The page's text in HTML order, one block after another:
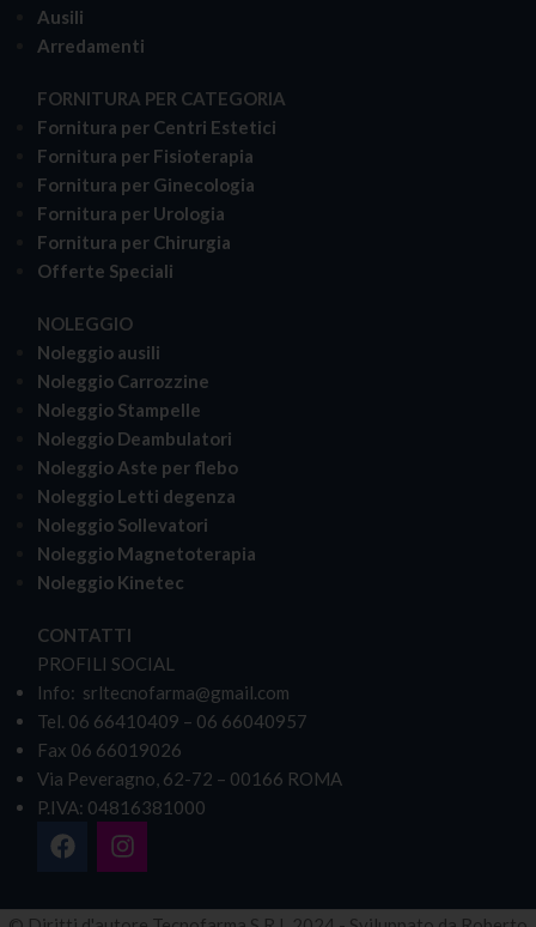
Ausili
Arredamenti
FORNITURA PER CATEGORIA
Fornitura per Centri Estetici
Fornitura per Fisioterapia
Fornitura per Ginecologia
Fornitura per Urologia
Fornitura per Chirurgia
Offerte Speciali
NOLEGGIO
Noleggio ausili
Noleggio Carrozzine
Noleggio Stampelle
Noleggio Deambulatori
Noleggio Aste per flebo
Noleggio Letti degenza
Noleggio Sollevatori
Noleggio Magnetoterapia
Noleggio Kinetec
CONTATTI
PROFILI SOCIAL
Info: srltecnofarma@gmail.com
Tel. 06 66410409 – 06 66040957
Fax 06 66019026
Via Peveragno, 62-72 – 00166 ROMA
P.IVA: 04816381000